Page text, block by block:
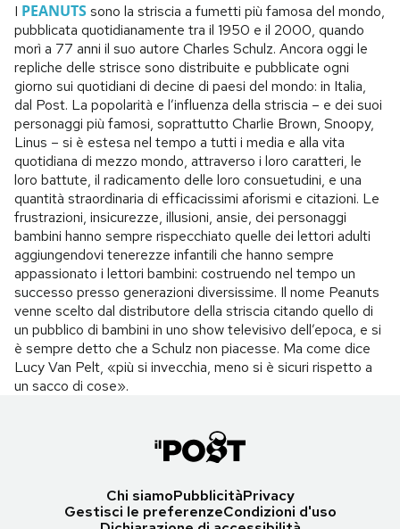
I PEANUTSsono la striscia a fumetti più famosa del mondo,
pubblicata quotidianamente tra il 1950 e il 2000, quando
morì a 77 anni il suo autore Charles Schulz. Ancora oggi le
repliche delle strisce sono distribuite e pubblicate ogni
giorno sui quotidiani di decine di paesi del mondo: in Italia,
dal Post. La popolarità e l’influenza della striscia – e dei suoi
personaggi più famosi, soprattutto Charlie Brown, Snoopy,
Linus – si è estesa nel tempo a tutti i media e alla vita
quotidiana di mezzo mondo, attraverso i loro caratteri, le
loro battute, il radicamento delle loro consuetudini, e una
quantità straordinaria di efficacissimi aforismi e citazioni. Le
frustrazioni, insicurezze, illusioni, ansie, dei personaggi
bambini hanno sempre rispecchiato quelle dei lettori adulti
aggiungendovi tenerezze infantili che hanno sempre
appassionato i lettori bambini: costruendo nel tempo un
successo presso generazioni diversissime. Il nome Peanuts
venne scelto dal distributore della striscia citando quello di
un pubblico di bambini in uno show televisivo dell’epoca, e si
è sempre detto che a Schulz non piacesse. Ma come dice
Lucy Van Pelt, «più si invecchia, meno si è sicuri rispetto a
un sacco di cose».
Chi siamoPubblicitàPrivacy
Gestisci le preferenzeCondizioni d'uso